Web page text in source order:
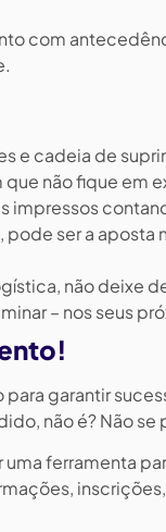
com
e cadeia de
não fique em
impressos
pode ser a aposta
não deixe
– nos seus
garantir
não é? Não
uma ferramenta